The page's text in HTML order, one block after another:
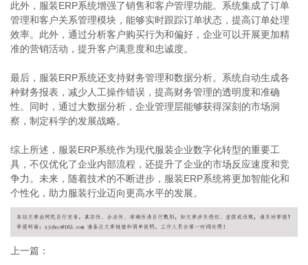
此外，服装ERP系统增强了销售和客户管理功能。系统集成了订单
管理和客户关系管理模块，能够实时跟踪订单状态，提高订单处理
效率。此外，通过分析客户购买行为和偏好，企业可以开展更加精
准的营销活动，提升客户满意度和忠诚度。
最后，服装ERP系统还支持财务管理和数据分析。系统自动生成各
种财务报表，减少人工操作错误，提高财务管理的透明度和准确
性。同时，通过大数据分析，企业管理层能够获得深刻的市场洞
察，制定科学的发展战略。
综上所述，服装ERP系统作为现代服装企业数字化转型的重要工
具，不仅优化了企业内部流程，还提升了企业的市场反应速度和竞
争力。未来，随着技术的不断进步，服装ERP系统将更加智能化和
个性化，助力服装行业迈向更高水平的发展。
上一篇：